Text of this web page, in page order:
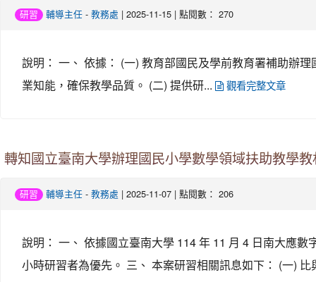
研習 輔導主任 - 教務處 | 2025-11-15 | 點閱數： 270
說明： 一、 依據： (一) 教育部國民及學前教育署補助辦
業知能，確保教學品質。 (二) 提供研...
觀看完整文章
轉知國立臺南大學辦理國民小學數學領域扶助教學
研習 輔導主任 - 教務處 | 2025-11-07 | 點閱數： 206
說明： 一、 依據國立臺南大學 114 年 11 月 4 日南大應
小時研習者為優先。 三、 本案研習相關訊息如下： (一)